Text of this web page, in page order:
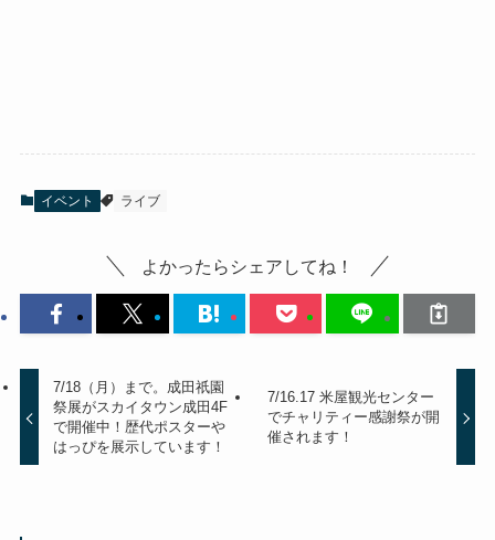
イベント ライブ
よかったらシェアしてね！
7/18（月）まで。成田祇園
祭展がスカイタウン成田4F
で開催中！歴代ポスターや
はっぴを展示しています！
7/16.17 米屋観光センター
でチャリティー感謝祭が開
催されます！